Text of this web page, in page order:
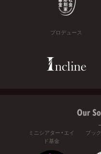
プロデュース
Our
ミニシアター・エイ
ド基金
ブッ